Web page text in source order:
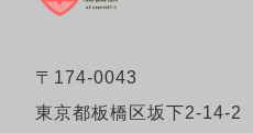
〒174-0043
東京都板橋区坂下2-14-2